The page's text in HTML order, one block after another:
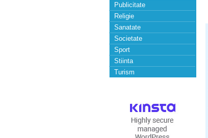
Publicitate
Religie
Sanatate
Societate
Sport
Stiinta
Turism